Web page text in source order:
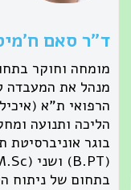
סאם ח׳מיס
וחוקר בתחום
את המעבדה
ת"א
ותנועה ומחקר.
אוניברסיטת ת"א
של ניתוח